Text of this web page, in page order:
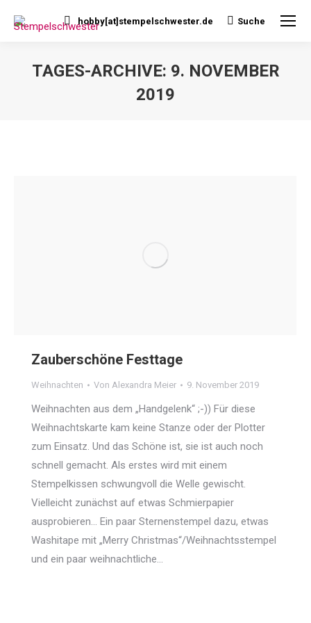
hobby[at]stempelschwester.de Search:
Suche
TAGES-ARCHIVE: 9. NOVEMBER
2019
Zauberschöne Festtage
Weihnachten Von Alexandra Meier 9. November 2019
Weihnachten aus dem „Handgelenk“ ;-)) Für diese
Weihnachtskarte kam keine Stanze oder der Plotter
zum Einsatz. Und das Schöne ist, sie ist auch noch
schnell gemacht. Als erstes wird mit einem
Stempelkissen schwungvoll die Welle gewischt.
Vielleicht zunächst auf etwas Schmierpapier
ausprobieren… Ein paar Sternenstempel dazu, etwas
Washitape mit „Merry Christmas“/Weihnachtsstempel
und ein paar weihnachtliche…